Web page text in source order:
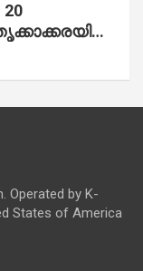
രണ്ടുപേര്‍
Operated by K-
States of America